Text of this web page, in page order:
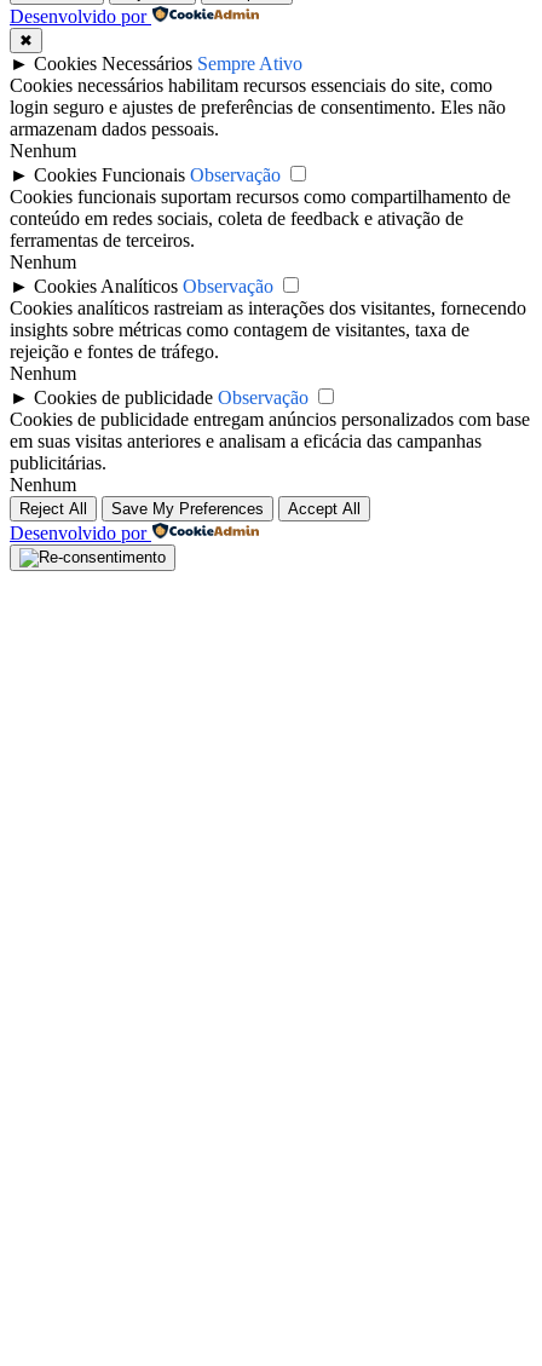
Desenvolvido por
✖
► Cookies Necessários Sempre Ativo
Cookies necessários habilitam recursos essenciais do site, como
login seguro e ajustes de preferências de consentimento. Eles não
armazenam dados pessoais.
Nenhum
► Cookies Funcionais Observação
Cookies funcionais suportam recursos como compartilhamento de
conteúdo em redes sociais, coleta de feedback e ativação de
ferramentas de terceiros.
Nenhum
► Cookies Analíticos Observação
Cookies analíticos rastreiam as interações dos visitantes, fornecendo
insights sobre métricas como contagem de visitantes, taxa de
rejeição e fontes de tráfego.
Nenhum
► Cookies de publicidade Observação
Cookies de publicidade entregam anúncios personalizados com base
em suas visitas anteriores e analisam a eficácia das campanhas
publicitárias.
Nenhum
Reject All Save My Preferences Accept All
Desenvolvido por